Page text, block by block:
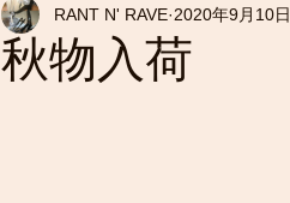
秋物入荷
RANT N' RAVE 2020年9月10日